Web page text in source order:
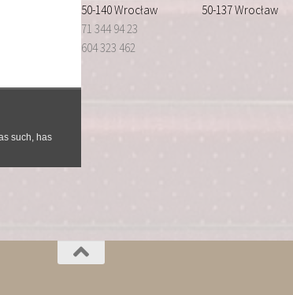
50-140 Wrocław
71 344 94 23
604 323 462
50-137 Wrocław